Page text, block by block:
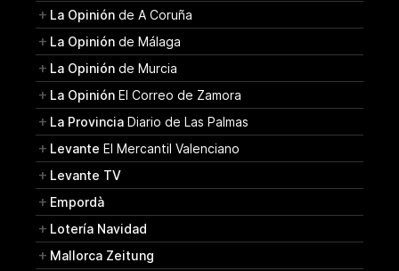
La Opinión de A Coruña
La Opinión de Málaga
La Opinión de Murcia
La Opinión El Correo de Zamora
La Provincia Diario de Las Palmas
Levante El Mercantil Valenciano
Levante TV
Empordà
Lotería Navidad
Mallorca Zeitung